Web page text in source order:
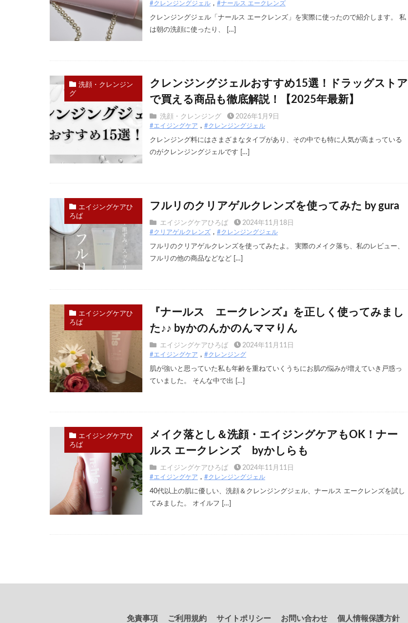
#クレンジングジェル #ナールス エークレンズ
クレンジングジェル「ナールス エークレンズ」を実際に使ったので紹介します。 私
は朝の洗顔に使ったり、 […]
洗顔・クレンジン
グ
クレンジングジェルおすすめ15選！ドラッグストア
で買える商品も徹底解説！【2025年最新】
洗顔・クレンジング 2026年1月9日
#エイジングケア #クレンジングジェル
クレンジング料にはさまざまなタイプがあり、その中でも特に人気が高まっている
のがクレンジングジェルです […]
エイジングケアひ
ろば
フルリのクリアゲルクレンズを使ってみた by gura
エイジングケアひろば 2024年11月18日
#クリアゲルクレンズ #クレンジングジェル
フルリのクリアゲルクレンズを使ってみたよ。 実際のメイク落ち、私のレビュー、
フルリの他の商品などなど […]
エイジングケアひ
ろば
『ナールス エークレンズ』を正しく使ってみまし
た♪♪ byかのんかのんママりん
エイジングケアひろば 2024年11月11日
#エイジングケア #クレンジング
肌が強いと思っていた私も年齢を重ねていくうちにお肌の悩みが増えていき戸惑っ
ていました。 そんな中で出 […]
エイジングケアひ
ろば
メイク落とし＆洗顔・エイジングケアもOK！ナー
ルス エークレンズ byかしらも
エイジングケアひろば 2024年11月11日
#エイジングケア #クレンジングジェル
40代以上の肌に優しい、洗顔＆クレンジングジェル、ナールス エークレンズを試し
てみました。 オイルフ […]
免責事項 ご利用規約 サイトポリシー お問い合わせ 個人情報保護方針